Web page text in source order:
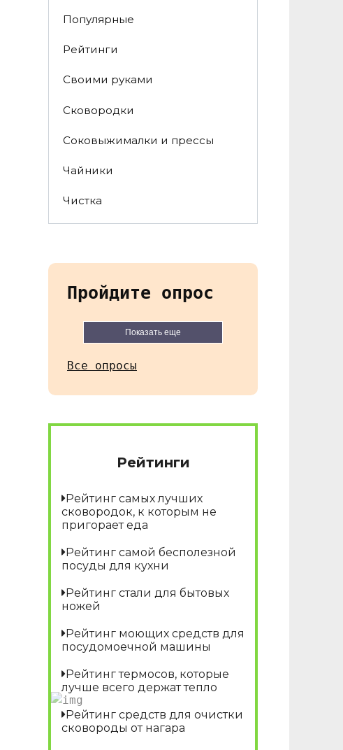
Популярные
Рейтинги
Своими руками
Сковородки
Соковыжималки и прессы
Чайники
Чистка
Пройдите опрос
Показать еще
Все опросы
Рейтинги
Рейтинг самых лучших
сковородок, к которым не
пригорает еда
Рейтинг самой бесполезной
посуды для кухни
Рейтинг стали для бытовых
ножей
Рейтинг моющих средств для
посудомоечной машины
Рейтинг термосов, которые
лучше всего держат тепло
Рейтинг средств для очистки
сковороды от нагара